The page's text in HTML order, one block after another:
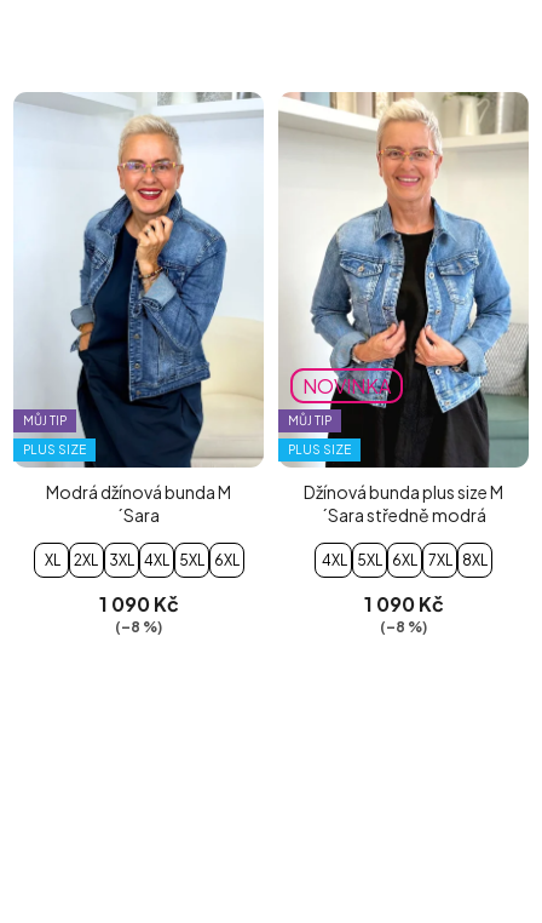
MŮJ TIP
PLUS SIZE
Modrá džínová bunda M
´Sara
XL 2XL 3XL 4XL 5XL 6XL
1 090 Kč
(–8 %)
NOVINKA
MŮJ TIP
PLUS SIZE
Džínová bunda plus size M
´Sara středně modrá
4XL 5XL 6XL 7XL 8XL
1 090 Kč
(–8 %)